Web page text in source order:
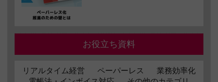
お役立ち資料
リアルタイム経営 ペーパーレス
業務効率化